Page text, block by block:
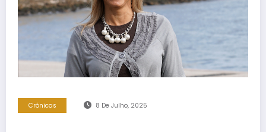
Crónicas 8 De Julho, 2025